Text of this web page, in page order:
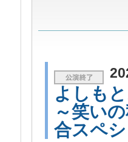
よしも
～笑い
合スペ